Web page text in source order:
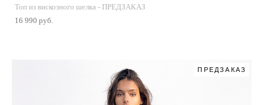
Топ из вискозного шелка - ПРЕДЗАКАЗ
16 990 pуб.
ПРЕДЗАКАЗ